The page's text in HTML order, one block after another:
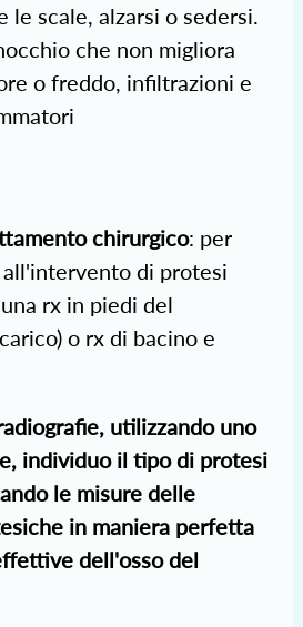
le scale, alzarsi o sedersi.
che non migliora
o freddo, infiltrazioni e
chirurgico: per
di protesi
rx in piedi del
o rx di bacino e
utilizzando uno
individuo il tipo di protesi
le misure delle
in maniera perfetta
dell'osso del